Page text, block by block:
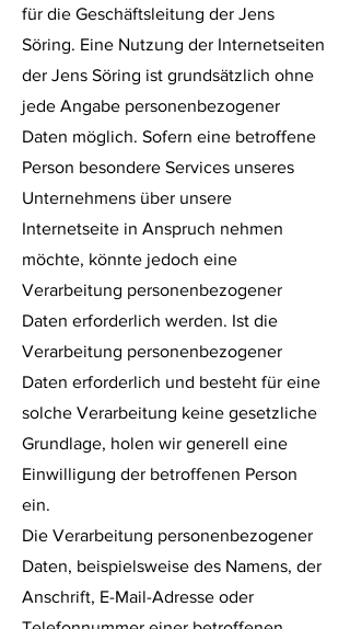
für die Geschäftsleitung der Jens
Söring. Eine Nutzung der Internetseiten
der Jens Söring ist grundsätzlich ohne
jede Angabe personenbezogener
Daten möglich. Sofern eine betroffene
Person besondere Services unseres
Unternehmens über unsere
Internetseite in Anspruch nehmen
möchte, könnte jedoch eine
Verarbeitung personenbezogener
Daten erforderlich werden. Ist die
Verarbeitung personenbezogener
Daten erforderlich und besteht für eine
solche Verarbeitung keine gesetzliche
Grundlage, holen wir generell eine
Einwilligung der betroffenen Person
ein.
Die Verarbeitung personenbezogener
Daten, beispielsweise des Namens, der
Anschrift, E-Mail-Adresse oder